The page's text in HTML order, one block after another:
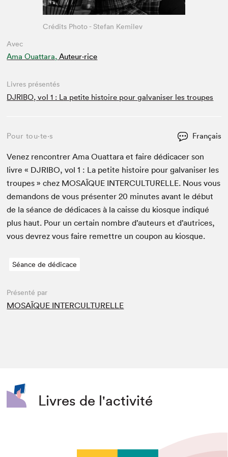
Avec
Ama Ouattara, Auteur·rice
Crédits Photo - Stefan Kemilev
Livres présentés
DJRIBO, vol 1 : La petite histoire pour galvaniser les troupes
Pour tou⋅te⋅s Français
Venez ren­con­tr­er Ama Ouat­tara et faire dédi­cac­er son
livre « DJRI­BO, vol1 : La petite his­toire pour gal­vanis­er les
troupes » chez MOSAÏQUE INTER­CUL­TURELLE. Nous vous
deman­dons de vous présen­ter20 min­utes avant le début
de la séance de dédi­caces à la caisse du kiosque indiqué
plus haut. Pour un cer­tain nom­bre d’auteurs et d’autrices,
vous devrez vous faire remet­tre un coupon au kiosque.
Séance de dédicace
Présenté par
MOSAÏQUE INTERCULTURELLE
Livres de l'activité